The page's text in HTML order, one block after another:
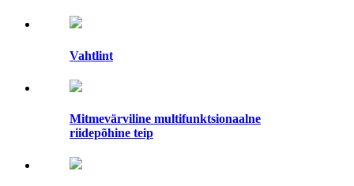
Vahtlint
Mitmevärviline multifunktsionaalne
riidepõhine teip